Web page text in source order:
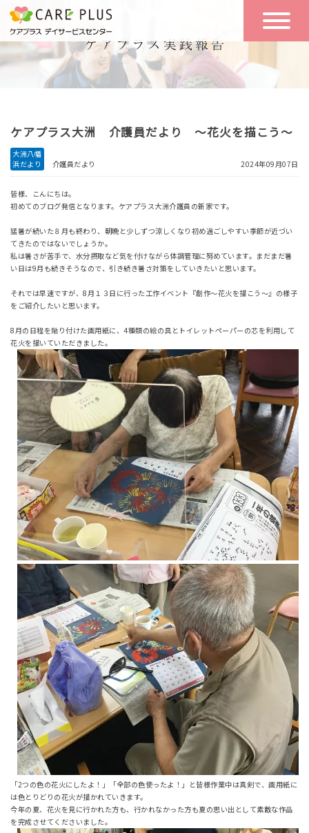
こんな方に
おすすめ
一日の流れ
一日体験
空き状況
リクルート
体験希望
ケアプラス大洲 介護員だより ～花火を描こう～
大洲八幡
浜だより
介護員だより 2024年09月07日
皆様、こんにちは。
初めてのブログ発信となります。ケアプラス大洲介護員の新家です。
猛暑が続いた８月も終わり、朝晩と少しずつ涼しくなり初め過ごしやすい季節が近づい
てきたのではないでしょうか。
私は暑さが苦手で、水分摂取など気を付けながら体調管理に努めています。まだまだ暑
い日は9月も続きそうなので、引き続き暑さ対策をしていきたいと思います。
それでは早速ですが、8月１３日に行った工作イベント『創作～花火を描こう～』の様子
をご紹介したいと思います。
8月の日程を貼り付けた画用紙に、4種類の絵の具とトイレットペーパーの芯を利用して
花火を描いていただきました。
「2つの色の花火にしたよ！」「全部の色使ったよ！」と皆様作業中は真剣で、画用紙に
は色とりどりの花火が描かれていきます。
今年の夏、花火を見に行かれた方も、行かれなかった方も夏の思い出として素敵な作品
を完成させてくださいました。